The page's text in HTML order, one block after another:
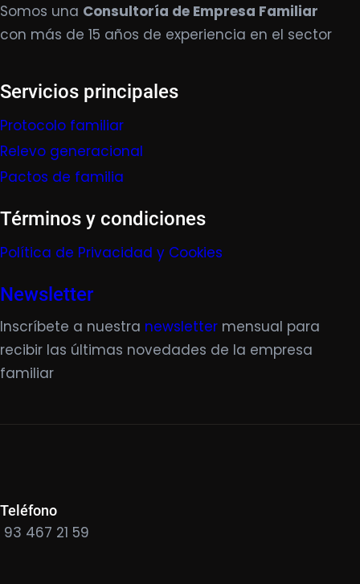
Somos una Consultoría de Empresa Familiar
con más de 15 años de experiencia en el sector
Servicios principales
Protocolo familiar
Relevo generacional
Pactos de familia
Términos y condiciones
Política de Privacidad y Cookies
Newsletter
Inscríbete a nuestra newsletter mensual para
recibir las últimas novedades de la empresa
familiar
Teléfono
93 467 21 59